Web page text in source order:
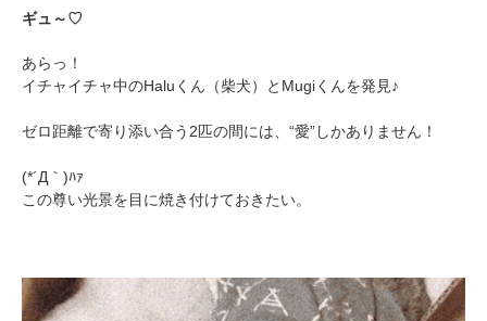
ギュ～♡
あらっ！
イチャイチャ中のHaluくん（柴犬）とMugiくんを発見♪
ゼロ距離で寄り添い合う2匹の間には、“愛”しかありません！
(*´Д｀)ﾊｧ
この尊い光景を目に焼き付けておきたい。